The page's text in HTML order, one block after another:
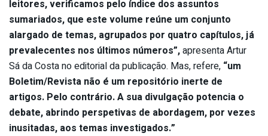
leitores, verificamos pelo índice dos assuntos
sumariados, que este volume reúne um conjunto
alargado de temas, agrupados por quatro capítulos, já
prevalecentes nos últimos números”,apresenta Artur
Sá da Costa no editorial da publicação. Mas, refere, “um
Boletim/Revista não é um repositório inerte de
artigos. Pelo contrário. A sua divulgação potencia o
debate, abrindo perspetivas de abordagem, por vezes
inusitadas, aos temas investigados.”